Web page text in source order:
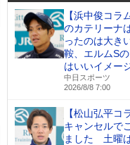
【浜中俊コラ
のカテリーナ
ったのは大き
鞍、エルムS
はいいイメー
中日スポーツ
2026/8/8 7:00
【松山弘平コ
キャンセルで
ました 土曜